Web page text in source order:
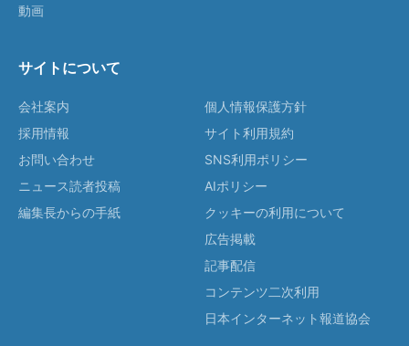
動画
サイトについて
会社案内
採用情報
お問い合わせ
ニュース読者投稿
編集長からの手紙
個人情報保護方針
サイト利用規約
SNS利用ポリシー
AIポリシー
クッキーの利用について
広告掲載
記事配信
コンテンツ二次利用
日本インターネット報道協会